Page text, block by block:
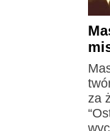
za